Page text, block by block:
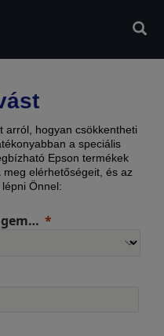
arról, hogyan csökkentheti
a speciális
Epson termékek
elérhetőségeit, és az
Önnel: